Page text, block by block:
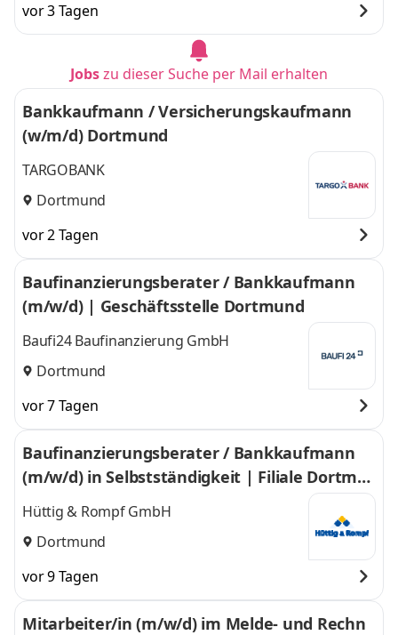
vor 3 Tagen
Jobszu dieser Suche per Mail erhalten
Bankkaufmann / Versicherungskaufmann
(w/m/d) Dortmund
TARGOBANK
Dortmund
vor 2 Tagen
Baufinanzierungsberater / Bankkaufmann
(m/w/d) | Geschäftsstelle Dortmund
Baufi24 Baufinanzierung GmbH
Dortmund
vor 7 Tagen
Baufinanzierungsberater / Bankkaufmann
(m/w/d) in Selbstständigkeit | Filiale Dortmu
nd
Hüttig & Rompf GmbH
Dortmund
vor 9 Tagen
Mitarbeiter/in (m/w/d) im Melde- und Rechn